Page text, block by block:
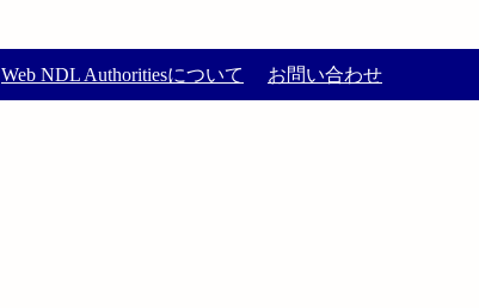
Web NDL Authoritiesについて お問い合わせ